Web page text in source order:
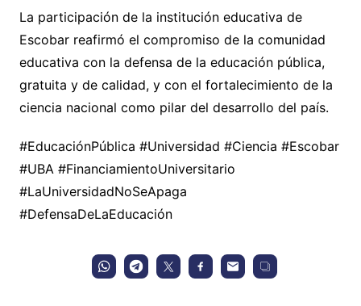
La participación de la institución educativa de
Escobar reafirmó el compromiso de la comunidad
educativa con la defensa de la educación pública,
gratuita y de calidad, y con el fortalecimiento de la
ciencia nacional como pilar del desarrollo del país.
#EducaciónPública #Universidad #Ciencia #Escobar
#UBA #FinanciamientoUniversitario
#LaUniversidadNoSeApaga
#DefensaDeLaEducación